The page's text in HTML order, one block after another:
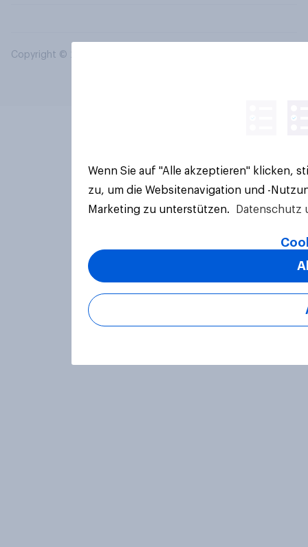
Copyright © 2026 YouGov PLC. Alle Rechte vorbehalten.
Wenn Sie auf "Alle akzeptieren" klicken,
zu, um die Websitenavigation und -
Marketing zu unterstützen.
Datenschutz